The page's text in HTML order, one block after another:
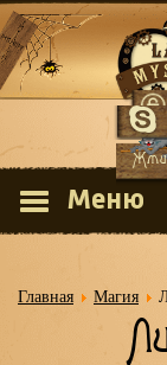
Жми
Меню
Главная Магия